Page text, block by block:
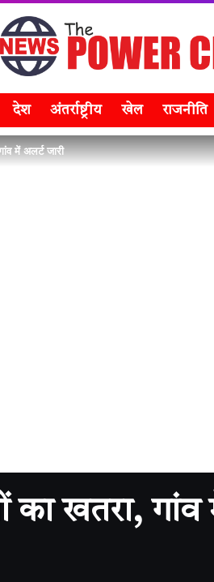
देश अंतर्राष्ट्रीय खेल राजनीति
में अलर्ट जारी
का खतरा, गांव